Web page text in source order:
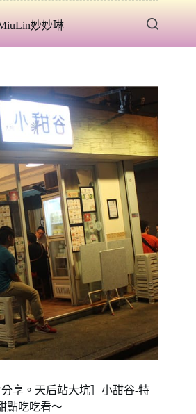
妙妙琳
分享。天后站大坑］小甜谷-特
點吃吃看～